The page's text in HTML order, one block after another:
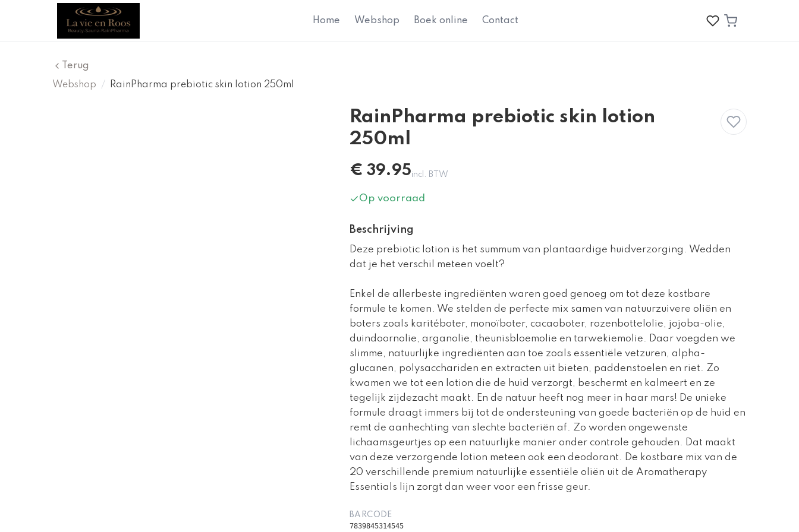
Home Webshop Boek online Contact
Terug
Webshop
/ RainPharma prebiotic skin lotion 250ml
RainPharma prebiotic skin lotion
250ml
€ 39.95incl. BTW
Op voorraad
Beschrijving
Deze prebiotic lotion is het summum van plantaardige huidverzorging. Wedden
dat je het verschil meteen voelt?
Enkel de allerbeste ingrediënten waren goed genoeg om tot deze kostbare
formule te komen. We stelden de perfecte mix samen van natuurzuivere oliën en
boters zoals karitéboter, monoïboter, cacaoboter, rozenbottelolie, jojoba-olie,
duindoornolie, arganolie, theunisbloemolie en tarwekiemolie. Daar voegden we
slimme, natuurlijke ingrediënten aan toe zoals essentiële vetzuren, alpha-
glucanen, polysacchariden en extracten uit bieten, paddenstoelen en riet. Zo
kwamen we tot een lotion die de huid verzorgt, beschermt en kalmeert en ze
tegelijk zijdezacht maakt. En de natuur heeft nog meer in haar mars! De unieke
formule draagt immers bij tot de ondersteuning van goede bacteriën op de huid en
remt de aanhechting van slechte bacteriën af. Zo worden ongewenste
lichaamsgeurtjes op een natuurlijke manier onder controle gehouden. Dat maakt
van deze verzorgende lotion meteen ook een deodorant. De kostbare mix van de
20 verschillende premium natuurlijke essentiële oliën uit de Aromatherapy
Essentials lijn zorgt dan weer voor een frisse geur.
BARCODE
7839845314545